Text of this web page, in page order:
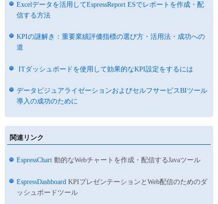
Excelデータを活用してEspressReport ESでレポートを作成・配
信する方法
KPIの謎解き：重要業績評価指標の選び方・活用法・成功への
道
ITダッシュボードを使用して効果的なKPI設定をするには
データビジュアライゼーションおよびセルフサービスBIツール
導入の成功のために
関連リンク
EspressChart 動的なWebチャートを作成・配信するJavaツール
EspressDashboard KPIプレゼンテーションとWeb配信のためのダ
ッシュボードツール